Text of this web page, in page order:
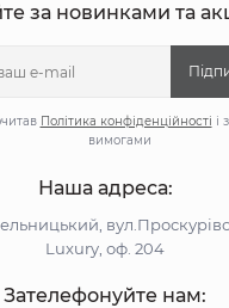
за новинками та
Політика конфіденційності і
вимогами
Наша адреса:
Luxury, оф. 204
Зателефонуйте нам: